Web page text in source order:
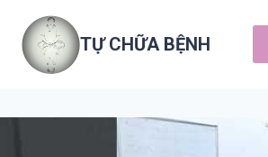
content
TỰ CHỮA BỆNH